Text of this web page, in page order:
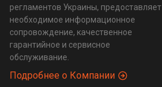
регламентов Украины, предоставляет
необходимое информационное
сопровождение, качественное
гарантийное и сервисное
обслуживание.
Подробнее о Компании